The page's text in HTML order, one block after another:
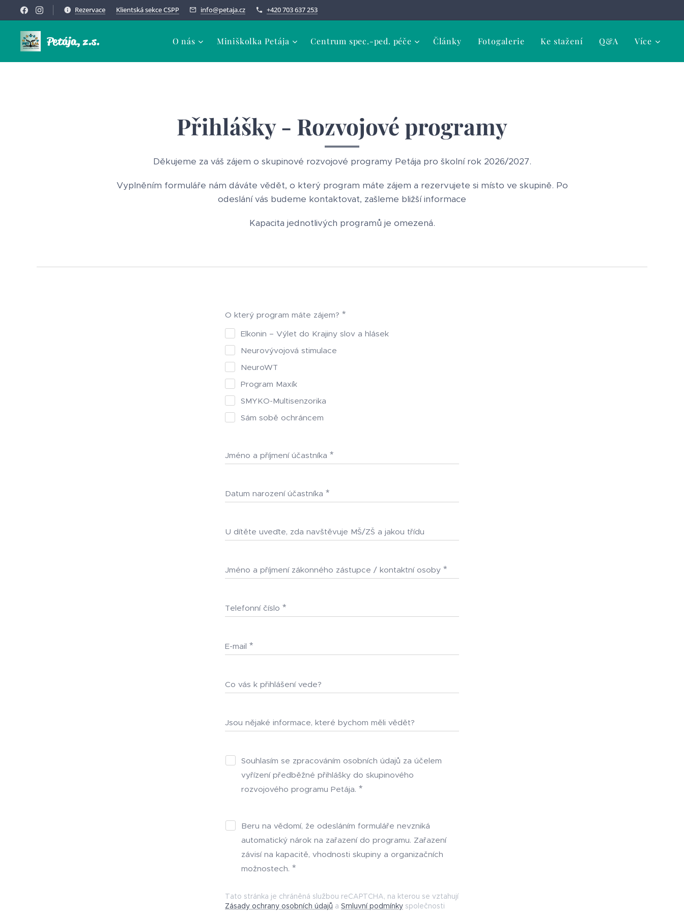
Rezervace Klientská sekce CSPP info@petaja.cz +420 703 637 253
Petája, z.s. O nás Miniškolka Petája Centrum spec.-ped. péče Články Fotogalerie Ke stažení Q&A Více
Přihlášky - Rozvojové programy
Děkujeme za váš zájem o skupinové rozvojové programy Petája pro školní rok 2026/2027.
Vyplněním formuláře nám dáváte vědět, o který program máte zájem a rezervujete si místo ve skupině. Po
odeslání vás budeme kontaktovat, zašleme bližší informace
Kapacita jednotlivých programů je omezená.
O který program máte zájem?
Elkonin – Výlet do Krajiny slov a hlásek
Neurovývojová stimulace
NeuroWT
Program Maxík
SMYKO-Multisenzorika
Sám sobě ochráncem
Jméno a příjmení účastníka
Datum narození účastníka
U dítěte uveďte, zda navštěvuje MŠ/ZŠ a jakou třídu
Jméno a příjmení zákonného zástupce / kontaktní osoby
Telefonní číslo
E-mail
Co vás k přihlášení vede?
Jsou nějaké informace, které bychom měli vědět?
Souhlasím se zpracováním osobních údajů za účelem
vyřízení předběžné přihlášky do skupinového
rozvojového programu Petája.
Beru na vědomí, že odesláním formuláře nevzniká
automatický nárok na zařazení do programu. Zařazení
závisí na kapacitě, vhodnosti skupiny a organizačních
možnostech.
Tato stránka je chráněná službou reCAPTCHA, na kterou se vztahují
Zásady ochrany osobních údajů a Smluvní podmínky společnosti